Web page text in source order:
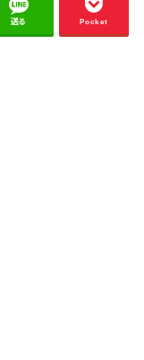
送る Pocket